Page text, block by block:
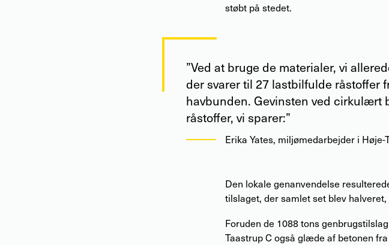
støbt på stedet.
”Ved at bruge de materialer, vi
der svarer til 27 lastbilfulde råstoffer
havbunden. Gevinsten ved cirkulært
råstoffer, vi sparer:”
Erika Yates, miljømedarbejder i Høje-
Den lokale genanvendelse
tilslaget, der samlet set blev halveret,
Foruden de 1088 tons
Taastrup C også glæde af betonen